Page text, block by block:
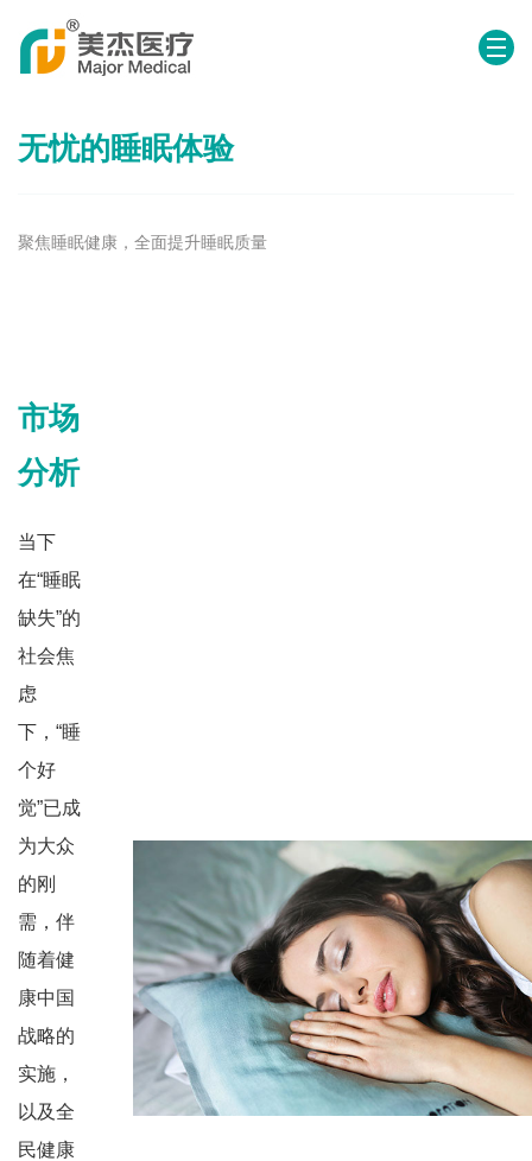
无忧的睡眠体验
聚焦睡眠健康，全面提升睡眠质量
市场
分析
当下
在“睡眠
缺失”的
社会焦
虑
下，“睡
个好
觉”已成
为大众
的刚
需，伴
随着健
康中国
战略的
实施，
以及全
民健康